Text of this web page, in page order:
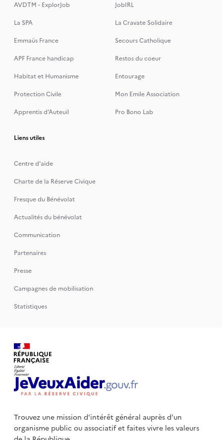
AVDTM - ExplorJob
JobIRL
La SPA
La Cravate Solidaire
Emmaüs France
Secours Catholique
APF France handicap
Restos du coeur
Habitat et Humanisme
Entourage
Protection Civile
Mon Emile Association
Apprentis d’Auteuil
Pro Bono Lab
Liens utiles
Centre d'aide
Charte de la Réserve Civique
Fresque du Bénévolat
Actualités du bénévolat
Communication
Partenaires
Presse
Campagnes de mobilisation
Statistiques
Trouvez une mission d'intérêt général auprès d’un
organisme publicou associatif et faites vivre les valeurs